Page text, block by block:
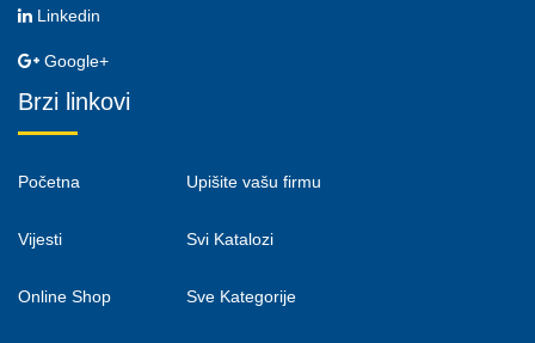
Linkedin
Google+
Brzi linkovi
Početna
Vijesti
Online Shop
Upišite vašu firmu
Svi Katalozi
Sve Kategorije